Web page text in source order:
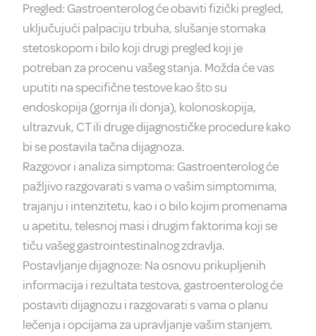
Pregled: Gastroenterolog će obaviti fizički pregled,
uključujući palpaciju trbuha, slušanje stomaka
stetoskopom i bilo koji drugi pregled koji je
potreban za procenu vašeg stanja. Možda će vas
uputiti na specifične testove kao što su
endoskopija (gornja ili donja), kolonoskopija,
ultrazvuk, CT ili druge dijagnostičke procedure kako
bi se postavila tačna dijagnoza.
Razgovor i analiza simptoma: Gastroenterolog će
pažljivo razgovarati s vama o vašim simptomima,
trajanju i intenzitetu, kao i o bilo kojim promenama
u apetitu, telesnoj masi i drugim faktorima koji se
tiču vašeg gastrointestinalnog zdravlja.
Postavljanje dijagnoze: Na osnovu prikupljenih
informacija i rezultata testova, gastroenterolog će
postaviti dijagnozu i razgovarati s vama o planu
lečenja i opcijama za upravljanje vašim stanjem.